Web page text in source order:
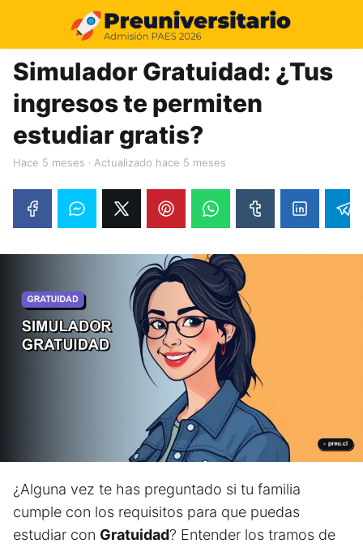
Simulador Gratuidad: ¿Tus
ingresos te permiten
estudiar gratis?
hace 5 meses · Actualizado hace 5 meses
¿Alguna vez te has preguntado si tu familia
cumple con los requisitos para que puedas
estudiar con Gratuidad? Entender los tramos de